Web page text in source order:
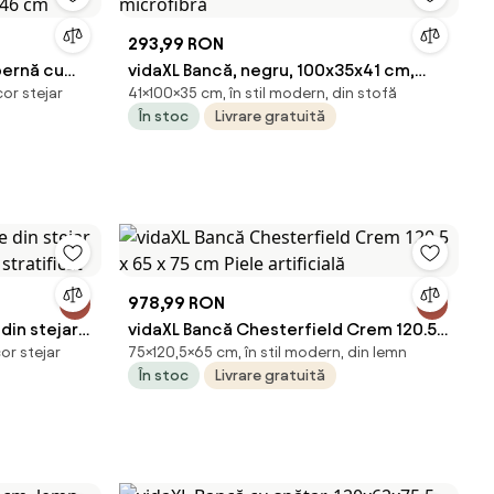
cu
46 cm
stejar
293,99 RON
vidaXL Bancă, negru, 100x35x41 cm,
microfibră
41×100×35 cm, în stil modern, din stofă
În stoc
Livrare gratuită
stejar
stratificat
stejar
978,99 RON
vidaXL Bancă Chesterfield Crem 120.5 x
65 x 75 cm Piele artificială
75×120,5×65 cm, în stil modern, din lemn
În stoc
Livrare gratuită